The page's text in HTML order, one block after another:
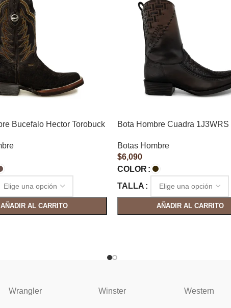
Bucefalo Hector Torobuck
AÑADIR AL CARRITO
Bota Hombre Cuadra 1J3WRS
Botas Hombre
$6,090
COLOR
TALLA
AÑADIR AL CARRITO
Wrangler Winster Western